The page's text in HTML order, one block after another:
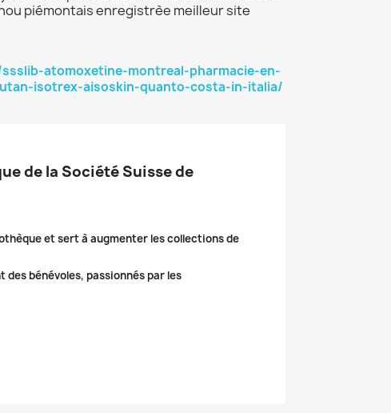
piémontais enregistrèe meilleur site
atomoxetine-montreal-pharmacie-en-
isotrex-aisoskin-quanto-costa-in-italia/
de la Société Suisse de
et sert à augmenter les collections de
bénévoles, passionnés par les